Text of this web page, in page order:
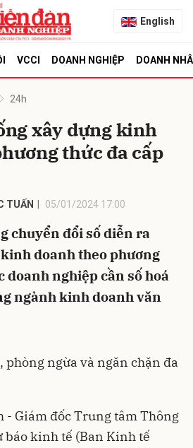
English
VCCI DOANH NGHIỆP DOANH
24h
xây dựng kinh
thức đa cấp
TUẤN 05/01/2024 17:00
chuyển đổi số diễn ra
doanh theo phương
doanh nghiệp cần số hoá
ngành kinh doanh văn
phòng ngừa và ngăn chặn đa
- Giám đốc Trung tâm Thông
kinh tế (Ban Kinh tế
Hủy